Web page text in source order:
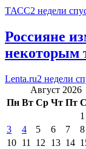
ТАСС2 недели
Россияне
некоторым
Lenta.ru2 недели
Август 2026
Пн Вт Ср Чт Пт
1
3
4 5 6 7 8
10 11 12 13 14